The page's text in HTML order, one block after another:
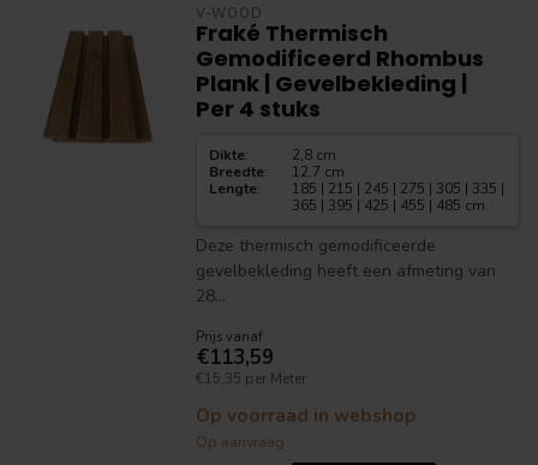
V-WOOD
Fraké Thermisch
Gemodificeerd Rhombus
Plank | Gevelbekleding |
Per 4 stuks
Dikte:
2,8 cm
Breedte:
12.7 cm
Lengte:
185 | 215 | 245 | 275 | 305 | 335 |
365 | 395 | 425 | 455 | 485 cm
Deze thermisch gemodificeerde
gevelbekleding heeft een afmeting van
28...
Prijs vanaf
€113,59
€15,35 per Meter
Op voorraad in webshop
Op aanvraag